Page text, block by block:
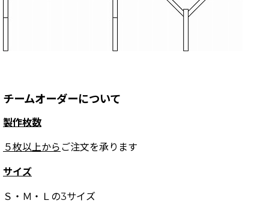
チームオーダーについて
製作枚数
５枚以上から ご注文を承ります
サイズ
Ｓ・Ｍ・Ｌの3サイズ